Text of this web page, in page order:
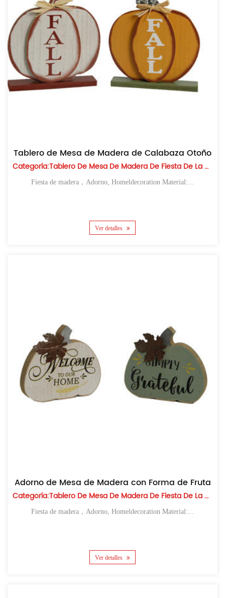
Tablero de Mesa de Madera de Calabaza Otoño
Categoría:Tablero De Mesa De Madera De Fiesta De La Cosecha
Fiesta de madera，Adorno, Homeldecoration Material:...
Ver detalles
Adorno de Mesa de Madera con Forma de Fruta
Categoría:Tablero De Mesa De Madera De Fiesta De La Cosecha
Fiesta de madera，Adorno, Homeldecoration Material:...
Ver detalles